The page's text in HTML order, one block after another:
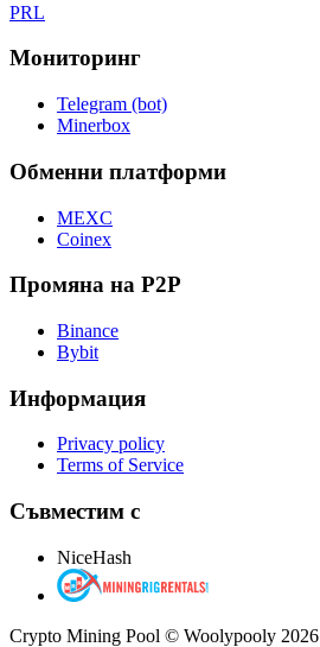
PRL
Мониторинг
Telegram (bot)
Minerbox
Обменни платформи
MEXC
Coinex
Промяна на P2P
Binance
Bybit
Информация
Privacy policy
Terms of Service
Съвместим с
NiceHash
Crypto Mining Pool © Woolypooly 2026